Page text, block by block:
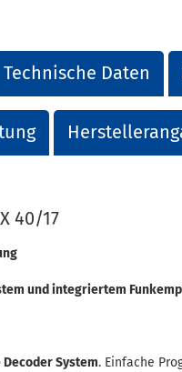
Technische Daten
40/17
und integriertem
Decoder System. Einfache